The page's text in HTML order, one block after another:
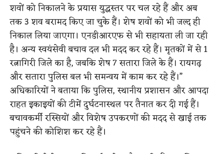
शवों को निकालने के प्रयास युद्धस्तर पर चल रहे हैं और अब
तक 3 शव बरामद किए जा चुके हैं। शेष शवों को भी जल्द ही
निकाल लिया जाएगा। एनडीआरएफ से भी सहायता ली जा रही
है। अन्य स्वयंसेवी बचाव दल भी मदद कर रहे हैं। मृतकों में से 1
रत्नागिरी जिले का है, जबकि शेष 7 सतारा जिले के हैं। रायगढ़
और सतारा पुलिस बल भी समन्वय में काम कर रहे हैं।”
अधिकारियों ने बताया कि पुलिस, स्थानीय प्रशासन और आपदा
राहत इकाइयों की टीमें दुर्घटनास्थल पर तैनात कर दी गई हैं।
बचावकर्मी रस्सियों और विशेष उपकरणों की मदद से खाई तक
पहुंचने की कोशिश कर रहे हैं।